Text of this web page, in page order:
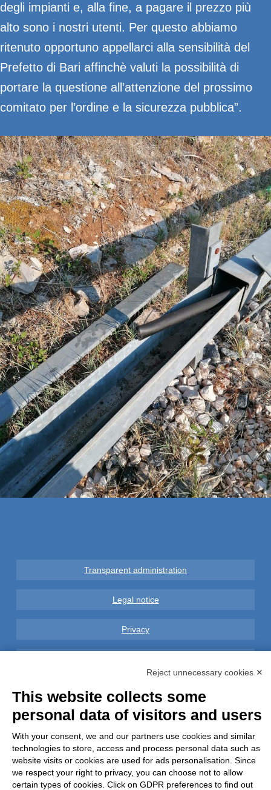
degli impianti e, alla fine, a pagare il prezzo più
alto sono i nostri utenti. Per questo abbiamo
ritenuto opportuno appellarci alla sensibilità del
Prefetto di Bari affinchè valuti la possibilità di
portare la questione all’attenzione del prossimo
comitato per l’ordine e la sicurezza pubblica”.
Transparent administration
Legal notice
Privacy
Complaints
Refunds and Indemnities
Contacts
Reject unnecessary cookies ✕
This website collects some
personal data of visitors and users
With your consent, we and our partners use cookies and similar
technologies to store, access and process personal data such as
website visits or cookies are used for ads personalisation. Since
we respect your right to privacy, you can choose not to allow
certain types of cookies. Click on GDPR preferences to find out